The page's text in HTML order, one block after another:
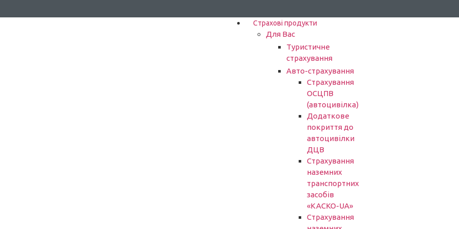
Страхові продукти
Для Вас
Туристичне
страхування
Авто-страхування
Страхування
ОСЦПВ
(автоцивілка)
Додаткове
покриття до
автоцивілки
ДЦВ
Страхування
наземних
транспортних
засобів
«КАСКО-UA»
Страхування